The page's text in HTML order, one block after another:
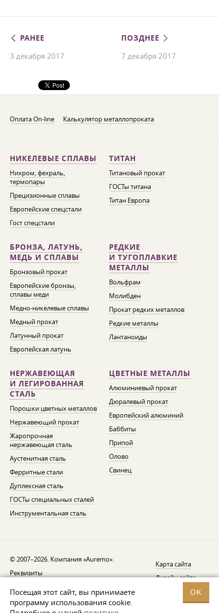
Посещая этот сайт, вы принимаете
программу использования cookie.
OK
РАНЕЕ
3 декабря 2017
ПОЗДНЕЕ
7 декабря 2017
Оплата On-line Калькулятор металлопроката
НИКЕЛЕВЫЕ СПЛАВЫ
Нихром, фехраль,
термопары
Прецизионные сплавы
Европейские спецстали
Гост спецстали
ТИТАН
Титановый прокат
ГОСТы титана
Титан Европа
БРОНЗА, ЛАТУНЬ,
МЕДЬ И СПЛАВЫ
Бронзовый прокат
Европейские бронзы,
сплавы меди
Медно-никелевые сплавы
Медный прокат
Латунный прокат
Европейская латунь
РЕДКИЕ
И ТУГОПЛАВКИЕ
МЕТАЛЛЫ
Вольфрам
Молибден
Прокат редких металлов
Редкие металлы
Лантаноиды
НЕРЖАВЕЮЩАЯ
И ЛЕГИРОВАННАЯ
СТАЛЬ
Порошки цветных металлов
Нержавеющий прокат
Жаропрочная
нержавеющая сталь
Аустенитная сталь
Ферритные стали
Дуплексная сталь
ГОСТы специальных сталей
Инструментальная сталь
ЦВЕТНЫЕ МЕТАЛЛЫ
Алюминиевый прокат
Дюралевый прокат
Европейский алюминий
Баббиты
Припой
Олово
Свинец
© 2007–2026. Компания «Auremo».
Реквизиты
Уведомление об отзыве
Карта сайта
Дизайн сайта —